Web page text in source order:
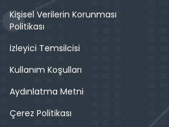
Kişisel Verilerin Korunması
Politikası
İzleyici Temsilcisi
Kullanım Koşulları
Aydınlatma Metni
Çerez Politikası